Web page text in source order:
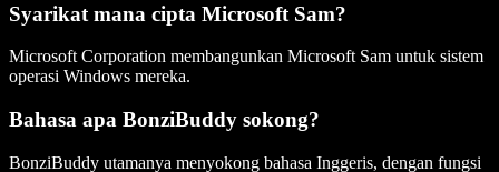
Syarikat mana cipta Microsoft Sam?
Microsoft Corporation membangunkan Microsoft Sam untuk sistem
operasi Windows mereka.
Bahasa apa BonziBuddy sokong?
BonziBuddy utamanya menyokong bahasa Inggeris, dengan fungsi